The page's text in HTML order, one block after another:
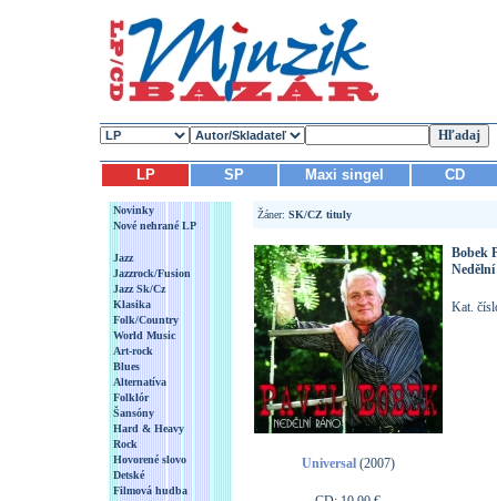
LP SP Maxi singel CD
Novinky
Nové nehrané LP
Jazz
Jazzrock/Fusion
Jazz Sk/Cz
Klasika
Folk/Country
World Music
Art-rock
Blues
Alternatíva
Folklór
Šansóny
Hard & Heavy
Rock
Hovorené slovo
Detské
Filmová hudba
Žáner: SK/CZ tituly
Universal(2007)
Bobek
Kat.